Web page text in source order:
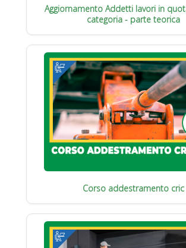
Aggiornamento Addetti lavori in
categoria - parte teorica
Corso addestramento cric